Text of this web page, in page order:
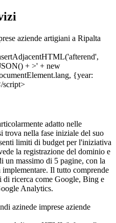
adatto nelle
trova nella fase iniziale del suo
limiti di budget per l'iniziativa
la registrazione del dominio e
un massimo di 5 pagine, con la
Il tutto comprende
ricerca come Google, Bing e
Analytics.